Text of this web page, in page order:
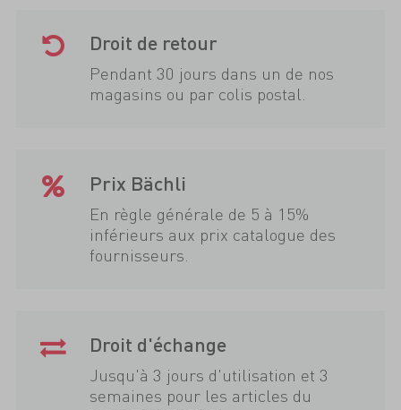
Droit de retour
Pendant 30 jours dans un de nos
magasins ou par colis postal.
Prix Bächli
En règle générale de 5 à 15%
inférieurs aux prix catalogue des
fournisseurs.
Droit d'échange
Jusqu'à 3 jours d'utilisation et 3
semaines pour les articles du